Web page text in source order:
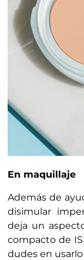
En maquillaje
Además de
disimular
deja un
compacto de
dudes en